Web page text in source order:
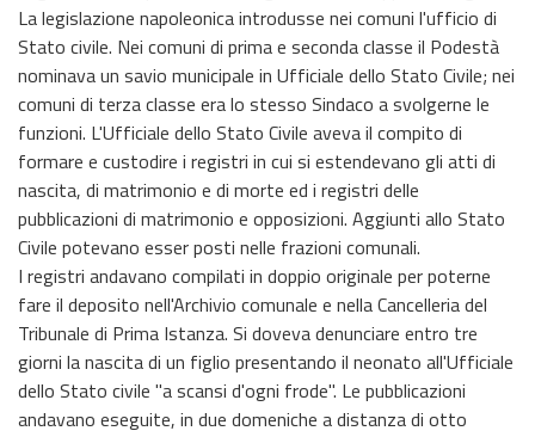
La legislazione napoleonica introdusse nei comuni l'ufficio di
Stato civile. Nei comuni di prima e seconda classe il Podestà
nominava un savio municipale in Ufficiale dello Stato Civile; nei
comuni di terza classe era lo stesso Sindaco a svolgerne le
funzioni. L'Ufficiale dello Stato Civile aveva il compito di
formare e custodire i registri in cui si estendevano gli atti di
nascita, di matrimonio e di morte ed i registri delle
pubblicazioni di matrimonio e opposizioni. Aggiunti allo Stato
Civile potevano esser posti nelle frazioni comunali.
I registri andavano compilati in doppio originale per poterne
fare il deposito nell'Archivio comunale e nella Cancelleria del
Tribunale di Prima Istanza. Si doveva denunciare entro tre
giorni la nascita di un figlio presentando il neonato all'Ufficiale
dello Stato civile "a scansi d'ogni frode". Le pubblicazioni
andavano eseguite, in due domeniche a distanza di otto